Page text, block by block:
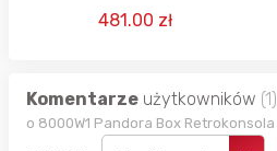
481.00 zł
Komentarze użytkowników (1)
o 8000W1 Pandora Box Retrokonsola